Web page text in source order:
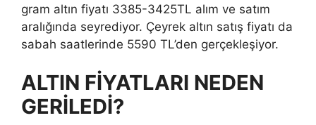
gram altın fiyatı 3385-3425TL alım ve satım
aralığında seyrediyor. Çeyrek altın satış fiyatı da
sabah saatlerinde 5590 TL’den gerçekleşiyor.
ALTIN FİYATLARI NEDEN
GERİLEDİ?